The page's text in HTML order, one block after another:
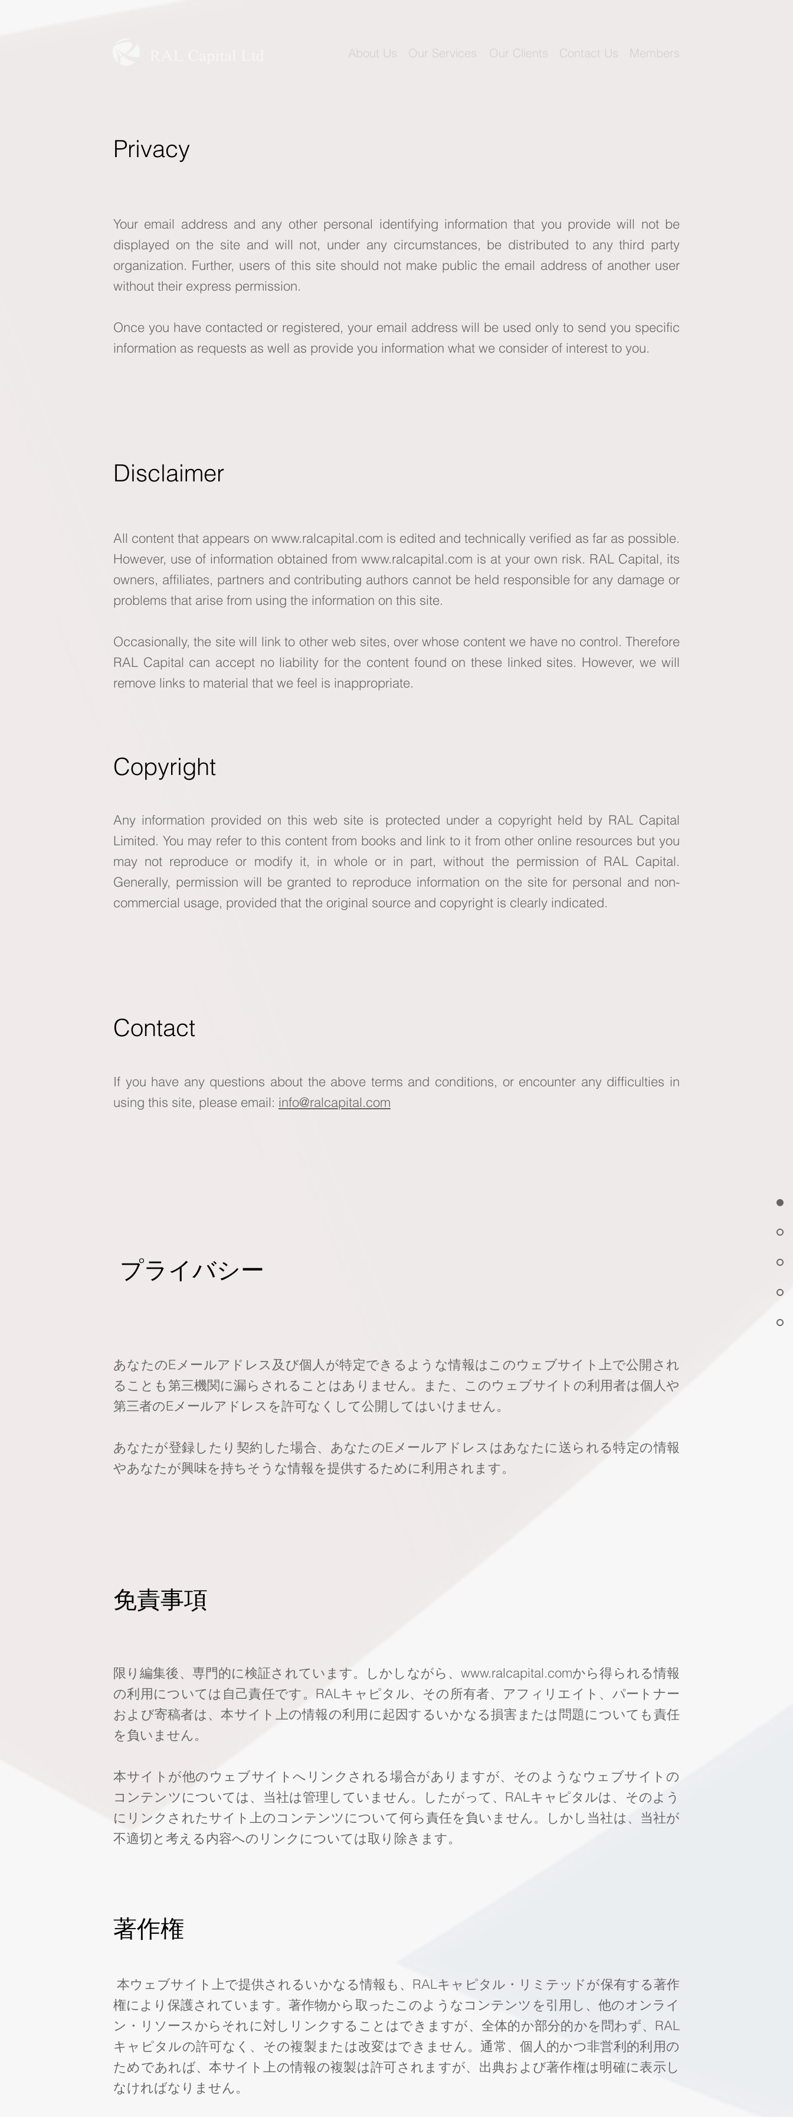
About Us Our Services Our Clients Contact Us Members
Privacy
Your email address and any other personal identifying information that you provide will not be
displayed on the site and will not, under any circumstances, be distributed to any third party
organization. Further, users of this site should not make public the email address of another user
without their express permission.
Once you have contacted or registered, your email address will be used only to send you specific
information as requests as well as provide you information what we consider of interest to you.
Disclaimer
All content that appears on www.ralcapital.com is edited and technically verified as far as possible.
However, use of information obtained from www.ralcapital.com is at your own risk. RAL Capital, its
owners, affiliates, partners and contributing authors cannot be held responsible for any damage or
problems that arise from using the information on this site.
Occasionally, the site will link to other web sites, over whose content we have no control. Therefore
RAL Capital can accept no liability for the content found on these linked sites. However, we will
remove links to material that we feel is inappropriate.
Copyright
Any information provided on this web site is protected under a copyright held by RAL Capital
Limited. You may refer to this content from books and link to it from other online resources but you
may not reproduce or modify it, in whole or in part, without the permission of RAL Capital.
Generally, permission will be granted to reproduce information on the site for personal and non-
commercial usage, provided that the original source and copyright is clearly indicated.
Contact
If you have any questions about the above terms and conditions, or encounter any difficulties in
using this site, please email: info@ralcapital.com
プライバシー
あなたのEメールアドレス及び個人が特定できるような情報はこのウェブサイト上で公開され
ることも第三機関に漏らされることはありません。また、このウェブサイトの利用者は個人や
第三者のEメールアドレスを許可なくして公開してはいけません。
あなたが登録したり契約した場合、あなたのEメールアドレスはあなたに送られる特定の情報
やあなたが興味を持ちそうな情報を提供するために利用されます。
免責事項
限り編集後、専門的に検証されています。しかしながら、www.ralcapital.comから得られる情報
の利用については自己責任です。RALキャピタル、その所有者、アフィリエイト、パートナー
および寄稿者は、本サイト上の情報の利用に起因するいかなる損害または問題についても責任
を負いません。
本サイトが他のウェブサイトへリンクされる場合がありますが、そのようなウェブサイトの
コンテンツについては、当社は管理していません。したがって、RALキャピタルは、そのよう
にリンクされたサイト上のコンテンツについて何ら責任を負いません。しかし当社は、当社が
不適切と考える内容へのリンクについては取り除きます。
著作権
本ウェブサイト上で提供されるいかなる情報も、RALキャピタル・リミテッドが保有する著作
権により保護されています。著作物から取ったこのようなコンテンツを引用し、他のオンライ
ン・リソースからそれに対しリンクすることはできますが、全体的か部分的かを問わず、RAL
キャピタルの許可なく、その複製または改変はできません。通常、個人的かつ非営利的利用の
ためであれば、本サイト上の情報の複製は許可されますが、出典および著作権は明確に表示し
なければなりません。